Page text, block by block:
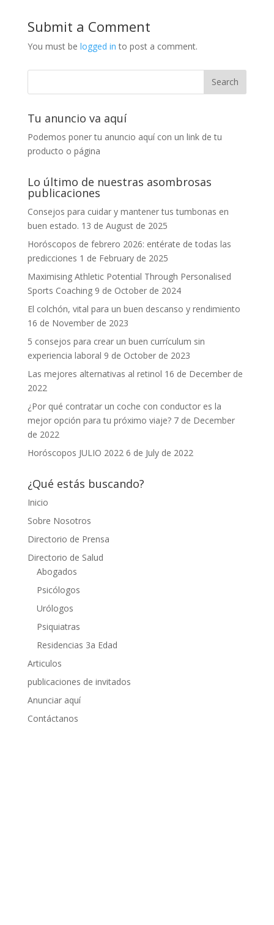
Submit a Comment
You must be logged in to post a comment.
Tu anuncio va aquí
Podemos poner tu anuncio aquí con un link de tu
producto o página
Lo último de nuestras asombrosas
publicaciones
Consejos para cuidar y mantener tus tumbonas en
buen estado. 13 de August de 2025
Horóscopos de febrero 2026: entérate de todas las
predicciones 1 de February de 2025
Maximising Athletic Potential Through Personalised
Sports Coaching 9 de October de 2024
El colchón, vital para un buen descanso y rendimiento
16 de November de 2023
5 consejos para crear un buen currículum sin
experiencia laboral 9 de October de 2023
Las mejores alternativas al retinol 16 de December de
2022
¿Por qué contratar un coche con conductor es la
mejor opción para tu próximo viaje? 7 de December
de 2022
Horóscopos JULIO 2022 6 de July de 2022
¿Qué estás buscando?
Inicio
Sobre Nosotros
Directorio de Prensa
Directorio de Salud
Abogados
Psicólogos
Urólogos
Psiquiatras
Residencias 3a Edad
Articulos
publicaciones de invitados
Anunciar aquí
Contáctanos